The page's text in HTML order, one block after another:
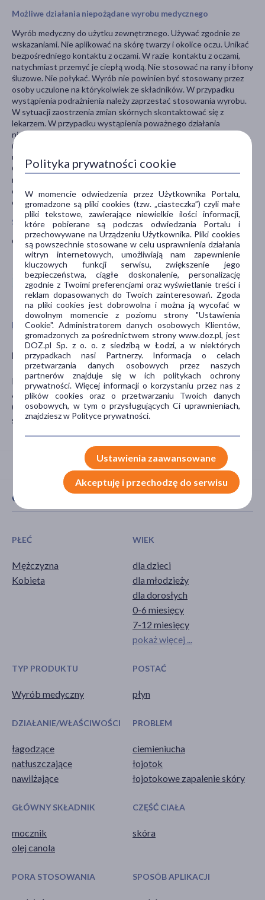
Pokaż wszystkie produkty EMOTOPIC
Producent
Dr Irena Eris S.A
Armii Krajowej 12
05-500 Piaseczno
serwis@DrIrenaEris.com
Możliwe działania niepożądane wyrobu medycznego
Wyrób medyczny do użytku zewnętrznego. Używać zgodnie ze
wskazaniami. Nie aplikować na skórę twarzy i okolice oczu. Unikać
bezpośredniego kontaktu z oczami. W razie kontaktu z oczami,
natychmiast przemyć je ciepłą wodą. Nie stosować na rany i błony
śluzowe. Nie połykać. Wyrób nie powinien być stosowany przez
osoby uczulone na którykolwiek ze składników. W przypadku
wystąpienia podrażnienia należy zaprzestać stosowania wyrobu.
W sytuacji zaostrzenia zmian skórnych skontaktować się z
lekarzem. W przypadku wystąpienia poważnego działania
niepożądanego należy niezwłocznie skontaktować się z infolinią
(801-121-111). Przechowywać w temperaturze pokojowej oraz
unikać ekspozycji wyrobu bezpośrednio na wysoką temperaturę.
Chronić przed światłem słonecznym. Przechowywać w miejscu
niewidocznym i niedostępnym dla dzieci. Nie używać po upływie
daty ważności. Nie używać w przypadku uszkodzonego
opakowania.
Stosowanie u dzieci i młodzieży
Od 1. dnia życia, dla dzieci i dorosłych.
CECHY PRODUKTU
PŁEĆ
Mężczyzna
Kobieta
WIEK
dla dzieci
dla młodzieży
dla dorosłych
0-6 miesięcy
7-12 miesięcy
pokaż więcej ...
TYP PRODUKTU
Wyrób medyczny
POSTAĆ
płyn
DZIAŁANIE/WŁAŚCIWOŚCI
łagodzące
natłuszczające
nawilżające
PROBLEM
ciemieniucha
łojotok
łojotokowe zapalenie skóry
GŁÓWNY SKŁADNIK
mocznik
olej canola
CZĘŚĆ CIAŁA
skóra
PORA STOSOWANIA SPOSÓB APLIKACJI
Polityka prywatności cookie
W momencie odwiedzenia przez Użytkownika Portalu,
gromadzone są pliki cookies (tzw. „ciasteczka”) czyli małe
pliki tekstowe, zawierające niewielkie ilości informacji,
które pobierane są podczas odwiedzania Portalu i
przechowywane na Urządzeniu Użytkownika. Pliki cookies
są powszechnie stosowane w celu usprawnienia działania
witryn internetowych, umożliwiają nam zapewnienie
kluczowych funkcji serwisu, zwiększenie jego
bezpieczeństwa, ciągłe doskonalenie, personalizację
zgodnie z Twoimi preferencjami oraz wyświetlanie treści i
reklam dopasowanych do Twoich zainteresowań. Zgoda
na pliki cookies jest dobrowolna i można ją wycofać w
dowolnym momencie z poziomu strony "Ustawienia
Cookie". Administratorem danych osobowych Klientów,
gromadzonych za pośrednictwem strony www.doz.pl, jest
DOZ.pl Sp. z o. o. z siedzibą w Łodzi, a w niektórych
przypadkach nasi Partnerzy. Informacja o celach
przetwarzania danych osobowych przez naszych
partnerów znajduje się w ich politykach ochrony
prywatności. Więcej informacji o korzystaniu przez nas z
plików cookies oraz o przetwarzaniu Twoich danych
osobowych, w tym o przysługujących Ci uprawnieniach,
znajdziesz w Polityce prywatności.
Ustawienia zaawansowane
Akceptuję i przechodzę do serwisu